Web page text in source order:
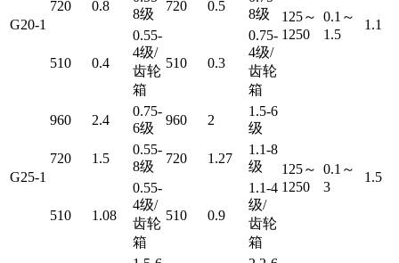
G20-1
125～
1250
0.1～
1.5
1.1
720 0.8
8级
720 0.5
8级
510 0.4
0.55-
4级/
齿轮
箱
510 0.3
0.75-
4级/
齿轮
箱
G25-1
960 2.4
0.75-
6级
960 2
1.5-6
级
125～
1250
0.1～
3
1.5
720 1.5
0.55-
8级
720 1.27
1.1-8
级
510 1.08
0.55-
4级/
齿轮
箱
510 0.9
1.1-4
级/
齿轮
箱